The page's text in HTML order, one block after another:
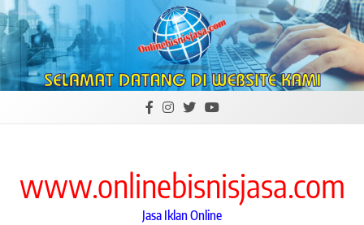
Skip
to
content
www.onlinebisnisjasa.com
Jasa Iklan Online